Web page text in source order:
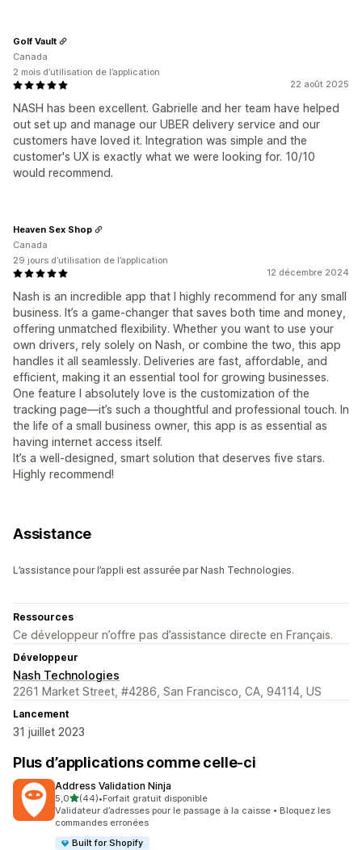
22 août 2025
NASH has been excellent. Gabrielle and her team have helped
out set up and manage our UBER delivery service and our
customers have loved it. Integration was simple and the
customer's UX is exactly what we were looking for. 10/10
would recommend.
Golf Vault
Canada
2 mois d’utilisation de l’application
12 décembre 2024
Nash is an incredible app that I highly recommend for any small
business. It’s a game-changer that saves both time and money,
offering unmatched flexibility. Whether you want to use your
own drivers, rely solely on Nash, or combine the two, this app
handles it all seamlessly. Deliveries are fast, affordable, and
efficient, making it an essential tool for growing businesses.
One feature I absolutely love is the customization of the
tracking page—it’s such a thoughtful and professional touch. In
the life of a small business owner, this app is as essential as
having internet access itself.
It’s a well-designed, smart solution that deserves five stars.
Highly recommend!
Heaven Sex Shop
Canada
29 jours d’utilisation de l’application
Assistance
L’assistance pour l’appli est assurée par Nash Technologies.
Ressources
Ce développeur n’offre pas d’assistance directe en Français.
Développeur
Nash Technologies
2261 Market Street, #4286, San Francisco, CA, 94114, US
Lancement
31 juillet 2023
Plus d’applications comme celle-ci
Address Validation Ninja
5,0étoile(s) sur 5
(44)
44 avis au total
•Forfait gratuit disponible
Validateur d’adresses pour le passage à la caisse • Bloquez les
commandes erronées
Built for Shopify